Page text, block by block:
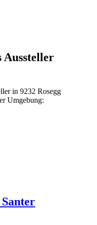
Aussteller
in 9232 Rosegg
Umgebung: